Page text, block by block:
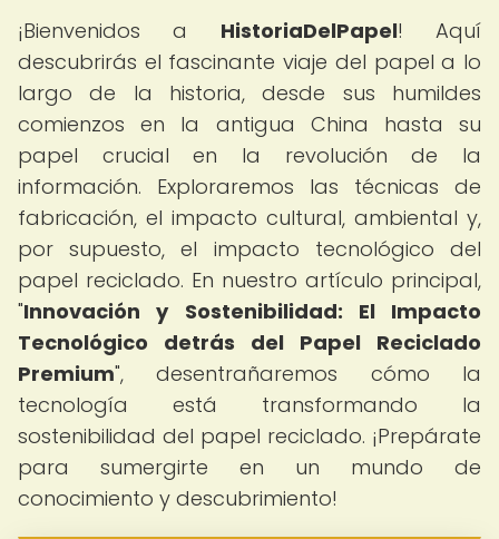
¡Bienvenidos a HistoriaDelPapel! Aquí
descubrirás el fascinante viaje del papel a lo
largo de la historia, desde sus humildes
comienzos en la antigua China hasta su
papel crucial en la revolución de la
información. Exploraremos las técnicas de
fabricación, el impacto cultural, ambiental y,
por supuesto, el impacto tecnológico del
papel reciclado. En nuestro artículo principal,
"Innovación y Sostenibilidad: El Impacto
Tecnológico detrás del Papel Reciclado
Premium", desentrañaremos cómo la
tecnología está transformando la
sostenibilidad del papel reciclado. ¡Prepárate
para sumergirte en un mundo de
conocimiento y descubrimiento!